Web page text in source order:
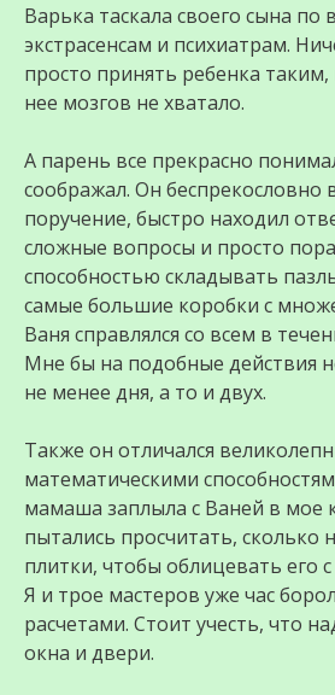
Варька таскала своего сына по
экстрасенсам и психиатрам.
просто принять ребенка таким,
нее мозгов не хватало.
А парень все прекрасно
соображал. Он беспрекословно
поручение, быстро находил
сложные вопросы и просто
способностью складывать
самые большие коробки с
Ваня справлялся со всем в
Мне бы на подобные действия
не менее дня, а то и двух.
Также он отличался
математическими
мамаша заплыла с Ваней в мое
пытались просчитать, сколько
плитки, чтобы облицевать его
Я и трое мастеров уже час
расчетами. Стоит учесть, что
окна и двери.